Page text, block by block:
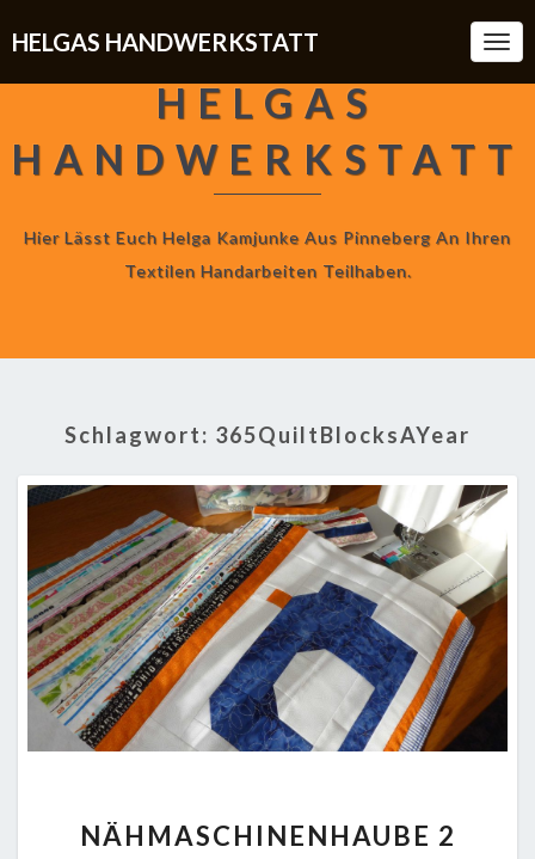
HELGAS HANDWERKSTATT
HELGAS
HANDWERKSTATT
Hier Lässt Euch Helga Kamjunke Aus Pinneberg An Ihren
Textilen Handarbeiten Teilhaben.
Schlagwort: 365QuiltBlocksAYear
2
NÄHMASCHINENHAUBE 2